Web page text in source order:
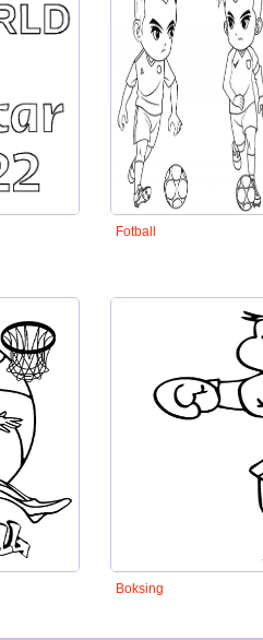
Fotball
Boksing